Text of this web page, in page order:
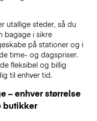
utallige steder, så du
bagage i sikre
på stationer og i
time- og dagspriser.
fleksibel og billig
til enhver tid.
– enhver størrelse
butikker